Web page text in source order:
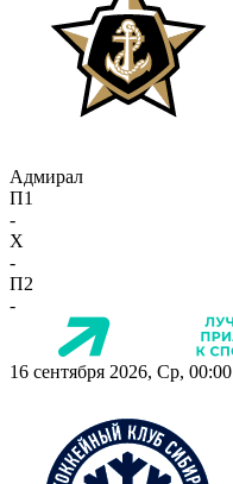
Адмирал
П1
-
X
-
П2
-
16 сентября 2026, Ср, 00:00